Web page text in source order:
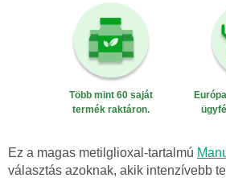
Több mint 60 saját
termék raktáron.
Ez a magas metilglioxal-tartalmú
választás azoknak, akik intenzívebb